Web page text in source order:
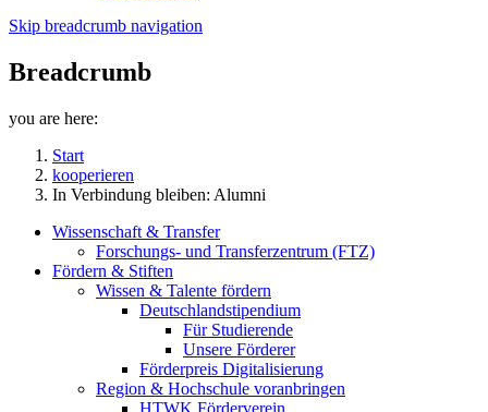
Skip breadcrumb navigation
Breadcrumb
you are here:
Start
kooperieren
In Verbindung bleiben: Alumni
Wissenschaft & Transfer
Forschungs- und Transferzentrum (FTZ)
Fördern & Stiften
Wissen & Talente fördern
Deutschlandstipendium
Für Studierende
Unsere Förderer
Förderpreis Digitalisierung
Region & Hochschule voranbringen